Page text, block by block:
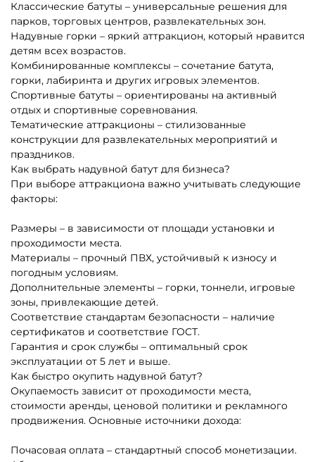
Надувные батуты для дома
Недорогие батуты для
бизнеса
Батуты-комплексы для
Батуты-горки для бизнеса
Надувные батуты с
горками для бизнеса
Маленькие батуты для
бизнеса до 20 кв. м